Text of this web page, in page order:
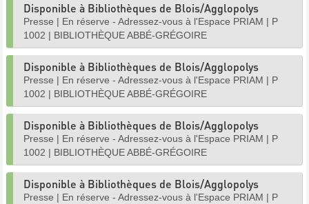
Disponible à Bibliothèques de Blois/Agglopolys
Presse | En réserve - Adressez-vous à l'Espace PRIAM | P
1002 | BIBLIOTHÈQUE ABBÉ-GRÉGOIRE
Disponible à Bibliothèques de Blois/Agglopolys
Presse | En réserve - Adressez-vous à l'Espace PRIAM | P
1002 | BIBLIOTHÈQUE ABBÉ-GRÉGOIRE
Disponible à Bibliothèques de Blois/Agglopolys
Presse | En réserve - Adressez-vous à l'Espace PRIAM | P
1002 | BIBLIOTHÈQUE ABBÉ-GRÉGOIRE
Disponible à Bibliothèques de Blois/Agglopolys
Presse | En réserve - Adressez-vous à l'Espace PRIAM | P